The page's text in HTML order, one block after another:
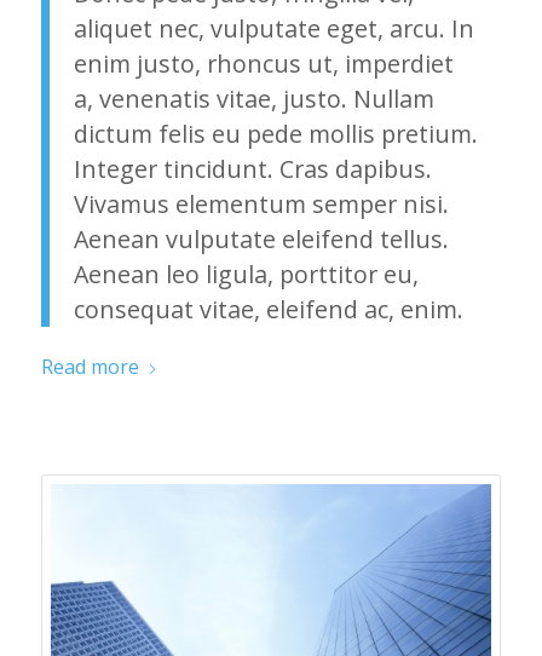
aliquet nec, vulputate eget, arcu. In
enim justo, rhoncus ut, imperdiet
a, venenatis vitae, justo. Nullam
dictum felis eu pede mollis pretium.
Integer tincidunt. Cras dapibus.
Vivamus elementum semper nisi.
Aenean vulputate eleifend tellus.
Aenean leo ligula, porttitor eu,
consequat vitae, eleifend ac, enim.
Read more